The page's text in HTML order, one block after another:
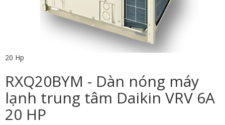
20 Hp
RXQ20BYM - Dàn nóng máy
lạnh trung tâm Daikin VRV 6A
20 HP